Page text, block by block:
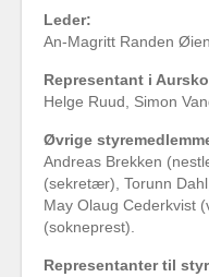
Leder:
An-Magritt Randen
Representant i
Helge Ruud, Simon
Øvrige
Andreas Brekken
(sekretær), Torunn
May Olaug Cederkvist
(sokneprest).
Representanter til